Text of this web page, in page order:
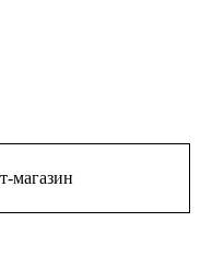
магазин